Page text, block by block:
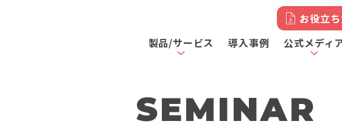
お役立
製品/サービス
導入事例 公式メディ
SEMINAR